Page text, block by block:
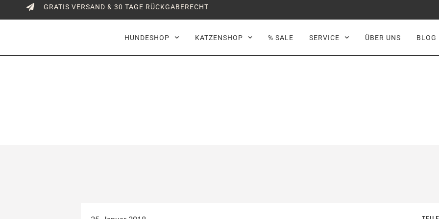
GRATIS VERSAND & 30 TAGE RÜCKGABERECHT
HUNDESHOP KATZENSHOP % SALE SERVICE ÜBER UNS BLOG